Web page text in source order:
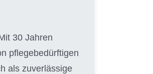
30 Jahren
pflegebedürftigen
als zuverlässige